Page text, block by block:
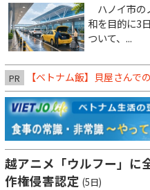
ハノイ市の
和を目的に3
ついて、...
PR 【ベトナム飯】貝屋さんで
越アニメ「ウルフー」に
作権侵害認定 (5日)